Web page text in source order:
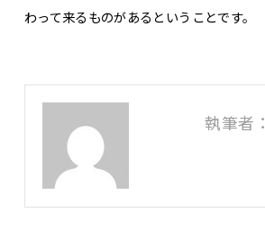
わって来るものがあるということです。
執筆者：